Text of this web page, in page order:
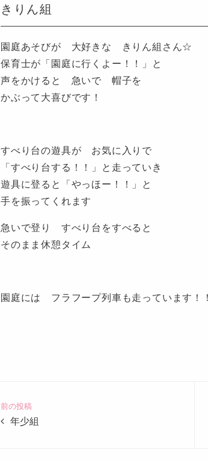
きりん組
園庭あそびが 大好きな きりん組さん☆
保育士が「園庭に行くよー！！」と
声をかけると 急いで 帽子を
かぶって大喜びです！
すべり台の遊具が お気に入りで
「すべり台する！！」と走っていき
遊具に登ると「やっほー！！」と
手を振ってくれます
急いで登り すべり台をすべると
そのまま休憩タイム
園庭には フラフープ列車も走っています！！
ど
も
前の投稿
年少組